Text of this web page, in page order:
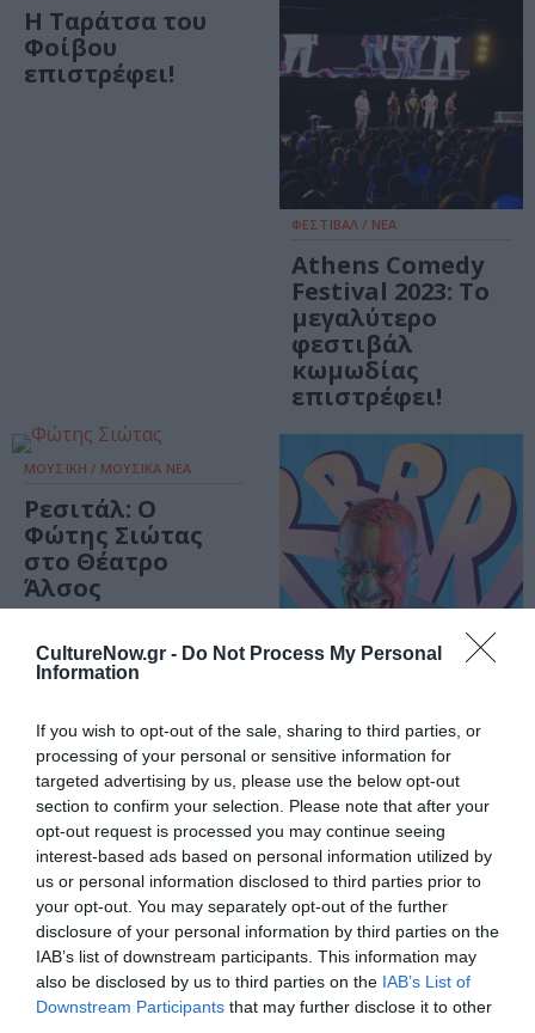
CultureNow.gr - Do Not Process My Personal
Information
If you wish to opt-out of the sale, sharing to third parties, or
processing of your personal or sensitive information for
targeted advertising by us, please use the below opt-out
section to confirm your selection. Please note that after your
opt-out request is processed you may continue seeing
interest-based ads based on personal information utilized by
us or personal information disclosed to third parties prior to
your opt-out. You may separately opt-out of the further
disclosure of your personal information by third parties on the
IAB’s list of downstream participants. This information may
also be disclosed by us to third parties on the IAB’s List of
Downstream Participants that may further disclose it to other
Η Ταράτσα του
Φοίβου
επιστρέφει!
ΦΕΣΤΙΒΑΛ / ΝΕΑ
Athens Comedy
Festival 2023: To
μεγαλύτερο
φεστιβάλ
κωμωδίας
επιστρέφει!
ΜΟΥΣΙΚΗ / ΜΟΥΣΙΚΑ ΝΕΑ
Ρεσιτάλ: Ο
Φώτης Σιώτας
στο Θέατρο
Άλσος
«Η Φάρμα των
ζώων»: Μια
σκοτεινή
αλληγορία για
τον
ολοκληρωτισμό
ΜΟΥΣΙΚΗ / ΜΟΥΣΙΚΑ ΝΕΑ
Summer in the
city: Η Ταράτσα